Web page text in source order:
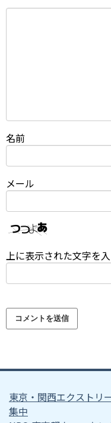
名前
メール
上に表示された文字を
東京・関西エクストリ
集中